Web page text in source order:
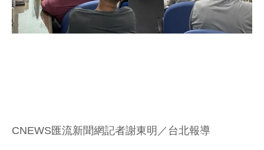
CNEWS匯流新聞網記者謝東明／台北報導